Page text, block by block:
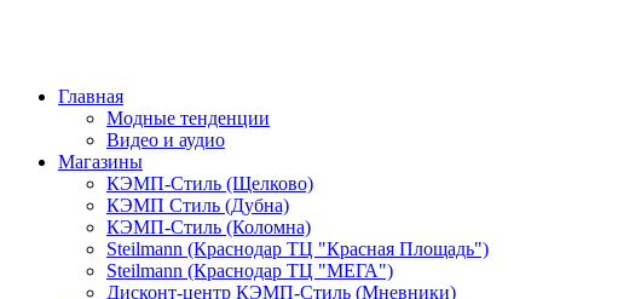
Главная
Модные тенденции
Видео и аудио
Магазины
КЭМП-Стиль (Щелково)
КЭМП Стиль (Дубна)
КЭМП-Стиль (Коломна)
Steilmann (Краснодар ТЦ "Красная Площадь")
Steilmann (Краснодар ТЦ "МЕГА")
Дисконт-центр КЭМП-Стиль (Мневники)